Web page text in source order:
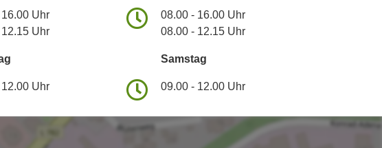
Uhr
Uhr
Uhr
08.00 - 16.00 Uhr
08.00 - 12.15 Uhr
Samstag
09.00 - 12.00 Uhr